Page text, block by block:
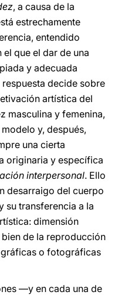
, a causa de la
estrechamente
entendido
el que el dar de una
y adecuada
decide sobre
artística del
masculina y femenina,
y, después,
una cierta
originaria y específica
interpersonal. Ello
desarraigo del cuerpo
su transferencia a la
dimensión
de la reproducción
o fotográficas
—y en cada una de